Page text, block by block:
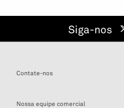
Siga-nos
Contate-nos
Nossa equipe comercial